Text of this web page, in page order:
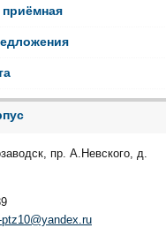
приёмная
пр. А.Невского, д.
ptz10@yandex.ru